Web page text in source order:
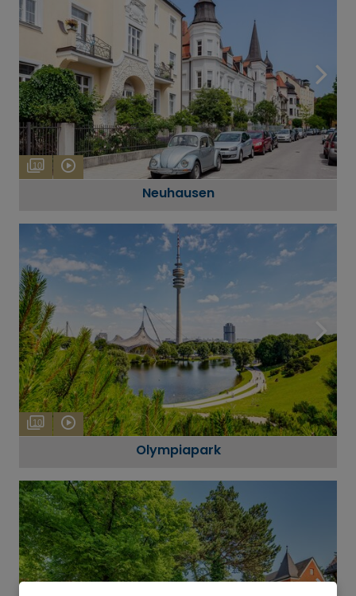
10
Neuhausen
10
Olympiapark